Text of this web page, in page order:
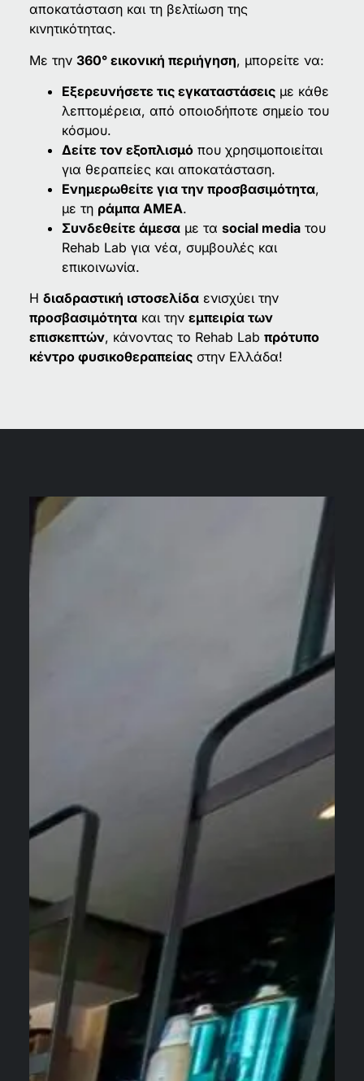
αποκατάσταση και τη βελτίωση της
κινητικότητας.
Με την 360° εικονική περιήγηση, μπορείτε να:
Εξερευνήσετε τις εγκαταστάσειςμε κάθε
λεπτομέρεια, από οποιοδήποτε σημείο του
κόσμου.
Δείτε τον εξοπλισμόπου χρησιμοποιείται
για θεραπείες και αποκατάσταση.
Ενημερωθείτε για την προσβασιμότητα,
με τη ράμπα ΑΜΕΑ.
Συνδεθείτε άμεσαμε τα social mediaτου
Rehab Lab για νέα, συμβουλές και
επικοινωνία.
Η διαδραστική ιστοσελίδαενισχύει την
προσβασιμότητακαι την εμπειρία των
επισκεπτών, κάνοντας το Rehab Lab πρότυπο
κέντρο φυσικοθεραπείαςστην Ελλάδα!